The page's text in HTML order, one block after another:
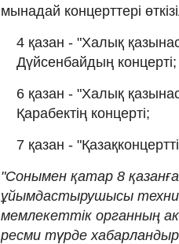
мынадай концерттері
4 қазан - "Халық
Дүйсенбайдың концерті;
6 қазан - "Халық
Қарабектің концерті;
7 қазан -
"Сонымен қатар 8
ұйымдастырушысы
мемлекеттік органның
ресми түрде